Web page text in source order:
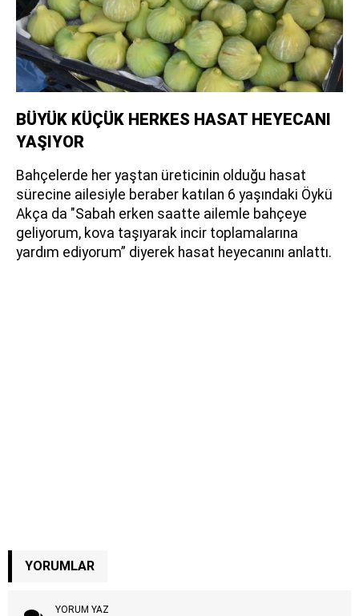
BÜYÜK KÜÇÜK HERKES HASAT HEYECANI
YAŞIYOR
Bahçelerde her yaştan üreticinin olduğu hasat
sürecine ailesiyle beraber katılan 6 yaşındaki Öykü
Akça da "Sabah erken saatte ailemle bahçeye
geliyorum, kova taşıyarak incir toplamalarına
yardım ediyorum” diyerek hasat heyecanını anlattı.
YORUMLAR
YORUM YAZ